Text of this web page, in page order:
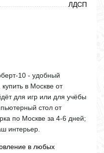
ЛДСП
10 - удобный
в Москве от
для игр или для учёбы
стол от
по Москве за 4-6 дней;
интерьер.
в любых